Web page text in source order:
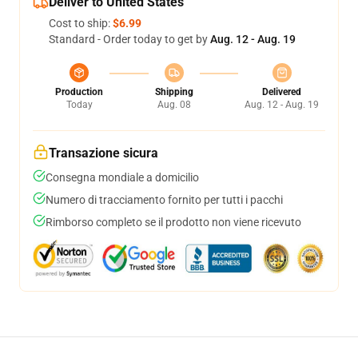
Cost to ship:$6.99
Standard - Order today to get byAug. 12 - Aug. 19
Production
Today
Shipping
Aug. 08
Delivered
Aug. 12 - Aug. 19
Transazione sicura
Consegna mondiale a domicilio
Numero di tracciamento fornito per tutti i pacchi
Rimborso completo se il prodotto non viene ricevuto